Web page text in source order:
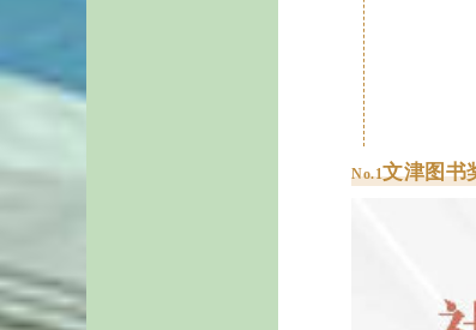
No.1文津图书